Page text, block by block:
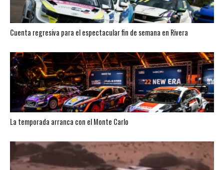
Cuenta regresiva para el espectacular fin de semana en Rivera
La temporada arranca con el Monte Carlo